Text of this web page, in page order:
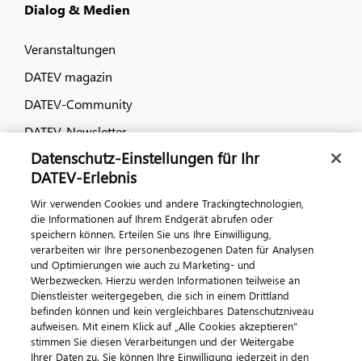
Dialog & Medien
Veranstaltungen
DATEV magazin
DATEV-Community
DATEV-Newsletter
Kontaktieren Sie uns
ImpressumDatenschutzAGB Kontakt
Cookie-Einstellungen
Datenschutz-Einstellungen für Ihr
DATEV-Erlebnis
Wir verwenden Cookies und andere Trackingtechnologien,
die Informationen auf Ihrem Endgerät abrufen oder
speichern können. Erteilen Sie uns Ihre Einwilligung,
verarbeiten wir Ihre personenbezogenen Daten für Analysen
und Optimierungen wie auch zu Marketing- und
Werbezwecken. Hierzu werden Informationen teilweise an
Dienstleister weitergegeben, die sich in einem Drittland
befinden können und kein vergleichbares Datenschutzniveau
aufweisen. Mit einem Klick auf „Alle Cookies akzeptieren"
stimmen Sie diesen Verarbeitungen und der Weitergabe
Ihrer Daten zu. Sie können Ihre Einwilligung jederzeit in den